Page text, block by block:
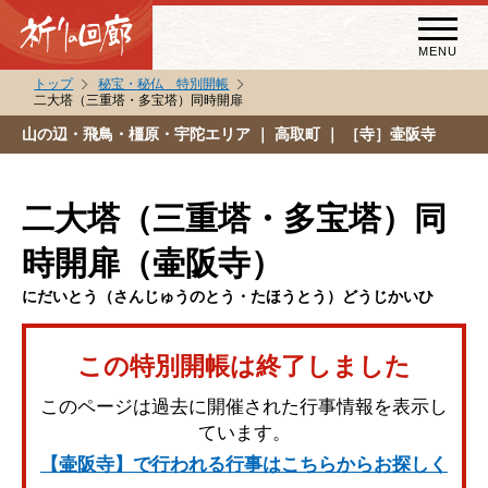
MENU
秘宝・秘仏特別開帳
祈りの回廊コラム
トップ
秘宝・秘仏 特別開帳
二大塔（三重塔・多宝塔）同時開扉
山の辺・飛鳥・橿原・宇陀エリア ｜ 高取町 ｜ ［寺］壷阪寺
二大塔（三重塔・多宝塔）同
時開扉（壷阪寺）
にだいとう（さんじゅうのとう・たほうとう）どうじかいひ
この特別開帳は終了しました
このページは過去に開催された行事情報を表示し
ています。
【壷阪寺】で行われる行事はこちらからお探しく